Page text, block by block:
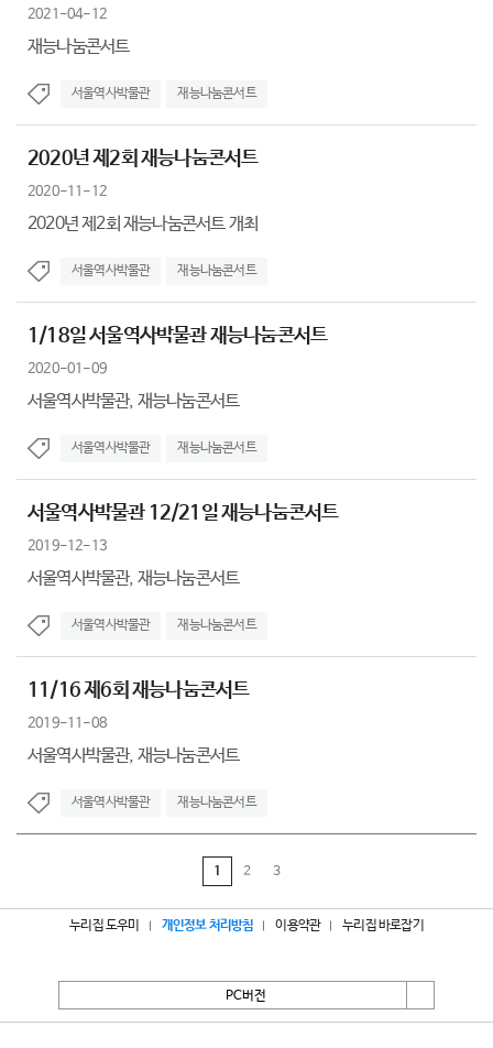
2021-04-12
재능나눔콘서트
서울역사박물관 재능나눔콘서트
2020년 제2회 재능나눔콘서트
2020-11-12
2020년 제2회 재능나눔콘서트 개최
서울역사박물관 재능나눔콘서트
1/18일 서울역사박물관 재능나눔콘서트
2020-01-09
서울역사박물관, 재능나눔콘서트
서울역사박물관 재능나눔콘서트
서울역사박물관 12/21일 재능나눔콘서트
2019-12-13
서울역사박물관, 재능나눔콘서트
서울역사박물관 재능나눔콘서트
11/16 제6회 재능나눔콘서트
2019-11-08
서울역사박물관, 재능나눔콘서트
서울역사박물관 재능나눔콘서트
1 2 3
누리집 도우미 개인정보 처리방침 이용약관 누리집 바로잡기
PC버전